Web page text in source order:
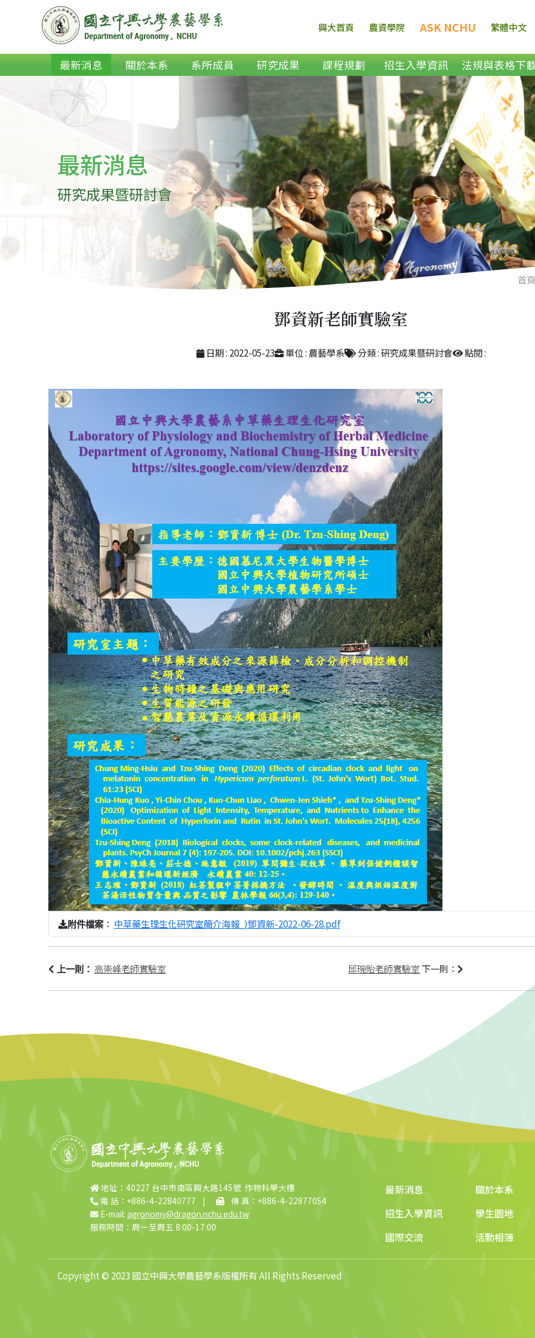
興大首頁 農資學院 ASK NCHU 繁體中文
最新消息 關於本系 系所成員 研究成果 課程規劃 招生入學資訊 法規與表格下
最新消息
研究成果暨研討會
首
鄧資新老師實驗室
日期 : 2022-05-23 單位 : 農藝學系 分類 : 研究成果暨研討會 點閱 :
附件檔案： 中草藥生理生化研究室簡介海報_)鄧資新-2022-06-28.pdf
上一則： 高崇峰老師實驗室 邱琬貽老師實驗室 下一則：
地址：40227 台中市南區興大路145號 作物科學大樓
電 話：+886-4-22840777
|
傳 真：+886-4-22877054
E-mail: agronomy@dragon.nchu.edu.tw
服務時間：周一至周五 8:00-17:00
最新消息
關於本系
招生入學資訊
學生園地
國際交流
活動相簿
Copyright © 2023 國立中興大學農藝學系版權所有 All Rights Reserved